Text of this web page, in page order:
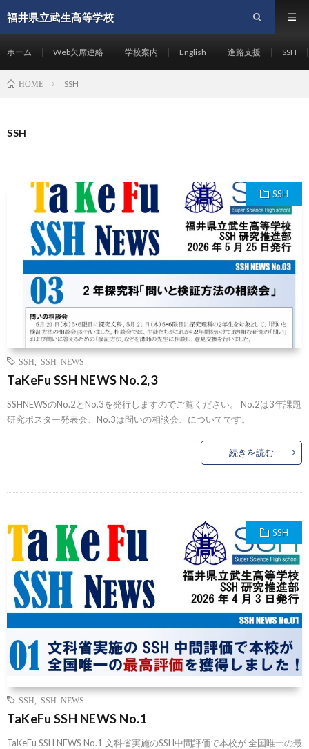
福井県立武生高等学校
ホーム Web欠席連絡 学校案内 English 進路支援 SSH
HOME SSH
SSH
SSH
SSH SSH NEWS
TaKeFu SSH NEWS No.2,3
SSHNEWSのNo.2とNo,3を発行しますのでご覧ください。 No.2は3年課題
研究ポスター発表会、No.3は問いの相談会、についてです。
続きを読む
SSH
SSH SSH NEWS
TaKeFu SSH NEWS No.1
TaKeFu SSH NEWS No.1 文科省実施のSSH中間評価で本校が 全国唯一の最